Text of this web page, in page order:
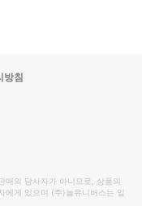
방침
매의 당사자가 아니므로, 상품의
에게 있으며 (주)놀유니버스는 일